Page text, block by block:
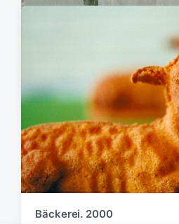
Intallation Steinbruch Italien
Bäckerei. 2000